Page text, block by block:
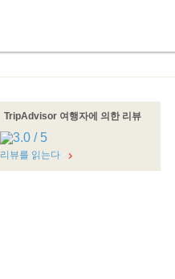
TripAdvisor 여행자에 의한 리뷰
리뷰를 읽는다